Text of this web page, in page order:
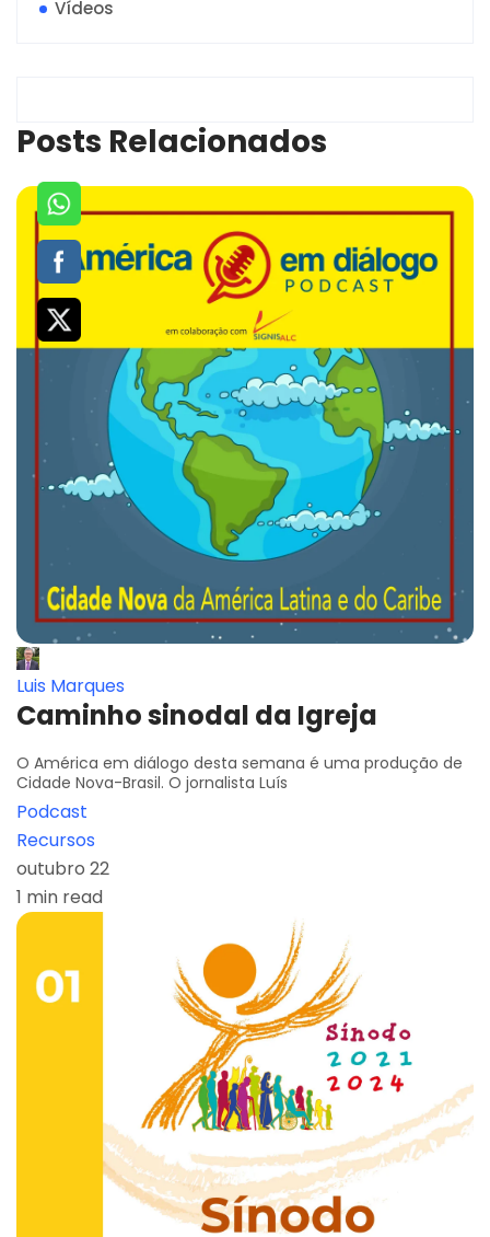
Vídeos
Posts Relacionados
Luis Marques
Caminho sinodal da Igreja
O América em diálogo desta semana é uma produção de
Cidade Nova-Brasil. O jornalista Luís
Podcast
Recursos
outubro 22
1 min read